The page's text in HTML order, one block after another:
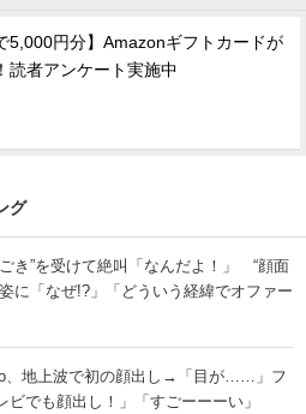
5,000円分】Amazonギフトカードが
読者アンケート実施中
グ
き”を受けて絶叫「なんだよ！」 “顔面
に「なぜ!?」「どういう経緯でオファー
、地上波で初の顔出し→「目が……」フ
ビでも顔出し！」「すごーーーい」